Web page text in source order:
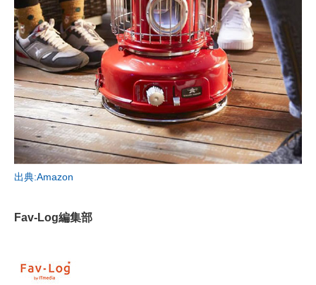
経営リーダーのコミュニティ
マーケ×ITの今がよく分かる
ITエンジニア向け専門サイト
企業向けIT製品の総合サイト
IT製品の技術・比較・事例
製造業のIT導入・活用を支援
出典:Amazon
Fav-Log編集部